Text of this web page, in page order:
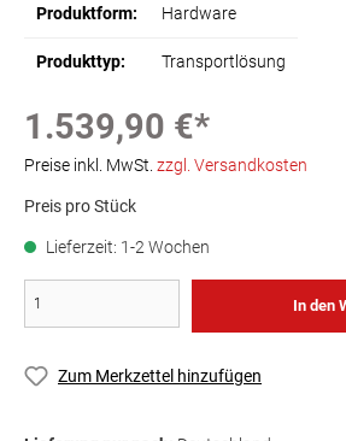
Produktform: Hardware
Produkttyp: Transportlösung
1.539,90 €*
Preise inkl. MwSt. zzgl. Versandkosten
Preis pro Stück
Lieferzeit: 1-2 Wochen
In den
Zum Merkzettel hinzufügen